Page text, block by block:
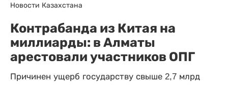
Новости Казахстана
Контрабанда из Китая на
миллиарды: в Алматы
арестовали участников ОПГ
Причинен ущерб государству свыше 2,7 млрд